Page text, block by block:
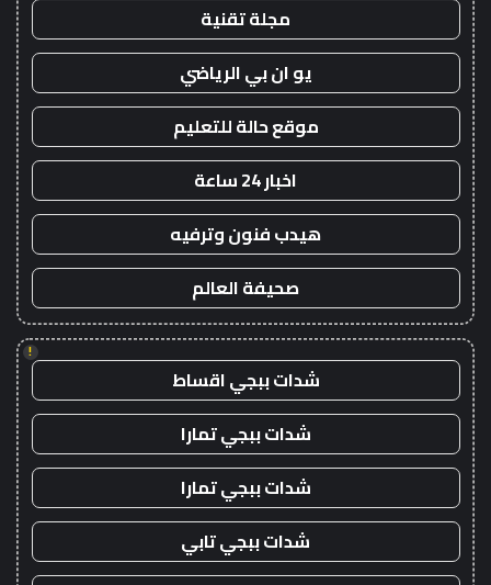
مجلة تقنية
يو ان بي الرياضي
موقع حالة للتعليم
اخبار 24 ساعة
هيدب فنون وترفيه
صحيفة العالم
!
شدات ببجي اقساط
شدات ببجي تمارا
شدات ببجي تمارا
شدات ببجي تابي